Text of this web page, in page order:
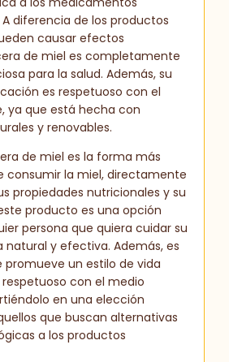
diferencia de los productos
causar efectos
de miel es completamente
para la salud. Además, su
es respetuoso con el
ya que está hecha con
y renovables.
de miel es la forma más
consumir la miel, directamente
propiedades nutricionales y su
producto es una opción
persona que quiera cuidar su
natural y efectiva. Además, es
un estilo de vida
con el medio
en una elección
que buscan alternativas
a los productos